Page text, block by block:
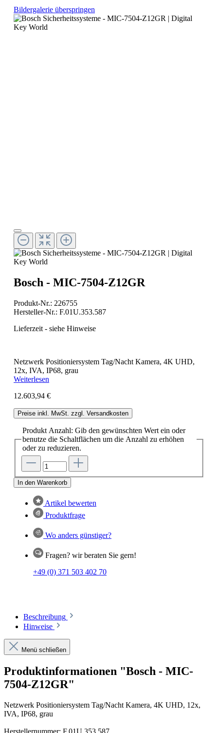
Bildergalerie überspringen
Bosch - MIC-7504-Z12GR
Produkt-Nr.: 226755
Hersteller-Nr.: F.01U.353.587
Lieferzeit - siehe Hinweise
Netzwerk Positioniersystem Tag/Nacht Kamera, 4K UHD,
12x, IVA, IP68, grau
Weiterlesen
12.603,94 €
Preise inkl. MwSt. zzgl. Versandkosten
Produkt Anzahl: Gib den gewünschten Wert ein oder
benutze die Schaltflächen um die Anzahl zu erhöhen
oder zu reduzieren.
In den Warenkorb
Artikel bewerten
Produktfrage
Wo anders günstiger?
Fragen? wir beraten Sie gern!
+49 (0) 371 503 402 70
Beschreibung
Hinweise
Menü schließen
Produktinformationen "Bosch - MIC-
7504-Z12GR"
Netzwerk Positioniersystem Tag/Nacht Kamera, 4K UHD, 12x,
IVA, IP68, grau
Herstellernummer: F.01U.353.587